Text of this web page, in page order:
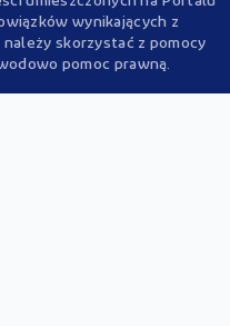
wynikających z
skorzystać z pomocy
pomoc prawną.